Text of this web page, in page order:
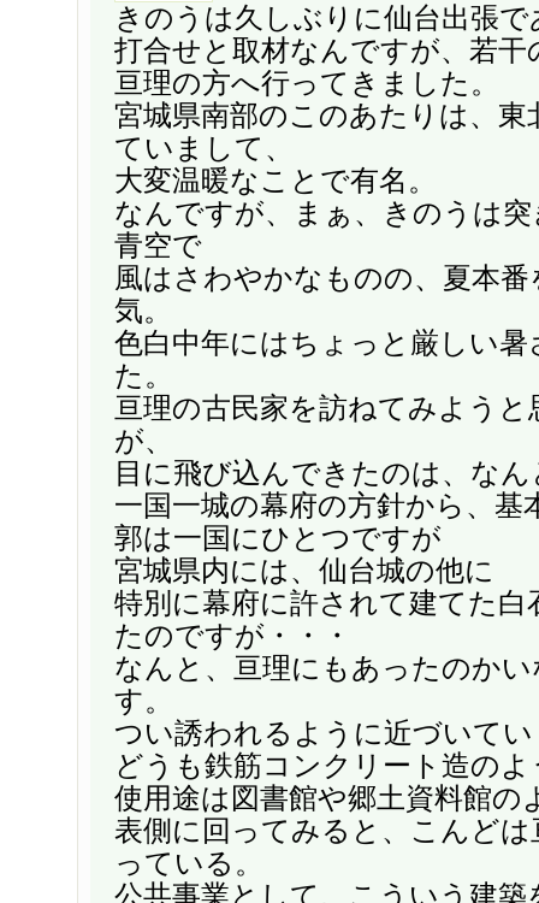
きのうは久しぶりに仙台出張
打合せと取材なんですが、若干
亘理の方へ行ってきました。
宮城県南部のこのあたりは、東
ていまして、
大変温暖なことで有名。
なんですが、まぁ、きのうは
青空で
風はさわやかなものの、夏本
気。
色白中年にはちょっと厳しい
た。
亘理の古民家を訪ねてみよう
が、
目に飛び込んできたのは、なん
一国一城の幕府の方針から、基
郭は一国にひとつですが
宮城県内には、仙台城の他に
特別に幕府に許されて建てた白
たのですが・・・
なんと、亘理にもあったのか
す。
つい誘われるように近づいて
どうも鉄筋コンクリート造のよ
使用途は図書館や郷土資料館の
表側に回ってみると、こんどは
っている。
公共事業として、こういう建